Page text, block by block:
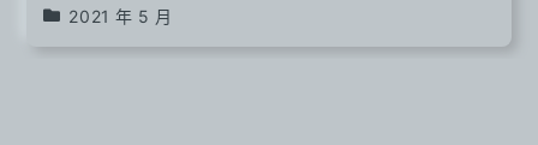
2021 年 5 月